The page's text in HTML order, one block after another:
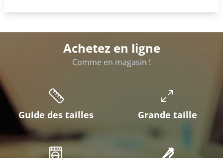
Achetez en ligne
Comme en magasin !
Guide des tailles Grande taille